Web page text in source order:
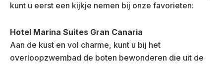
kunt u eerst een kijkje nemen bij onze favorieten:
Hotel Marina Suites Gran Canaria
Aan de kust en vol charme, kunt u bij het
overloopzwembad de boten bewonderen die uit de